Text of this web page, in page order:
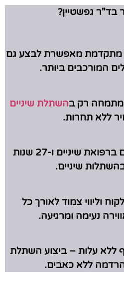
בד"ר גפשטיין?
מתקדמת מאפשרת לבצע גם
המורכבים ביותר.
רק בהשתלת שיניים
ללא תחרות.
ניסיון של 27 שנים ברפואת שיניים ו-27 שנות
בהשתלות שיניים.
וליווי צמוד לאורך כל
נעימה ומרגיעה.
ללא עלות – ביצוע השתלת
ללא כאבים.